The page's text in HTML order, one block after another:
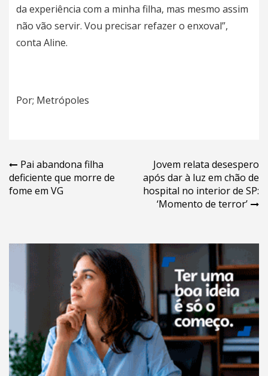
da experiência com a minha filha, mas mesmo assim
não vão servir. Vou precisar refazer o enxoval”,
conta Aline.
Por; Metrópoles
Navegação
de
Pai abandona filha
deficiente que morre de
fome em VG
Jovem relata desespero
após dar à luz em chão de
hospital no interior de SP:
‘Momento de terror’